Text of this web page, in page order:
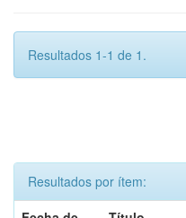
Resultados 1-1 de 1.
Resultados por ítem: